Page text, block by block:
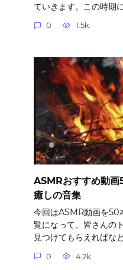
ていきます。この時期
0 1.5k.
ASMRおすすめ動画
癒しの音集
今回はASMR動画を50
覧になって、皆さんの
見つけてもらえればな
0 4.2k.